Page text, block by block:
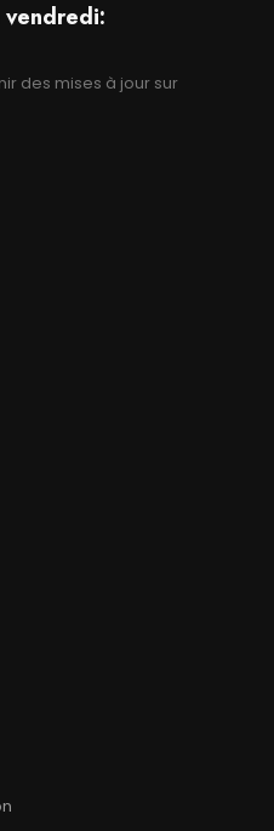
vendredi:
des mises à jour sur